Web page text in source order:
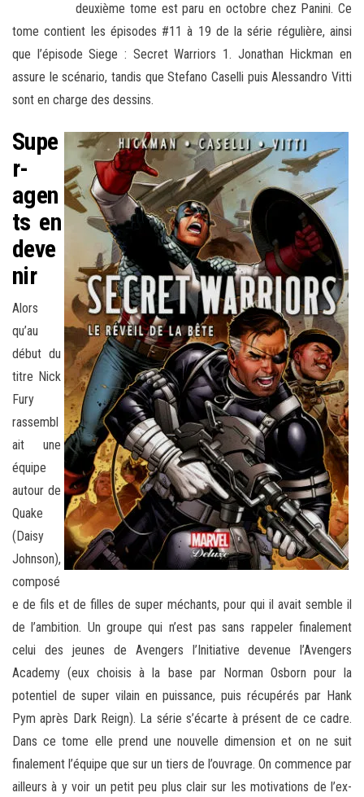
deuxième tome est paru en octobre chez Panini. Ce
tome contient les épisodes #11 à 19 de la série régulière, ainsi
que l’épisode Siege : Secret Warriors 1. Jonathan Hickman en
assure le scénario, tandis que Stefano Caselli puis Alessandro Vitti
sont en charge des dessins.
Supe
r-
agen
ts en
deve
nir
Alors
qu’au
début du
titre Nick
Fury
rassembl
ait une
équipe
autour de
Quake
(Daisy
Johnson),
composé
e de fils et de filles de super méchants, pour qui il avait semble il
de l’ambition. Un groupe qui n’est pas sans rappeler finalement
celui des jeunes de Avengers l’Initiative devenue l’Avengers
Academy (eux choisis à la base par Norman Osborn pour la
potentiel de super vilain en puissance, puis récupérés par Hank
Pym après Dark Reign). La série s’écarte à présent de ce cadre.
Dans ce tome elle prend une nouvelle dimension et on ne suit
finalement l’équipe que sur un tiers de l’ouvrage. On commence par
ailleurs à y voir un petit peu plus clair sur les motivations de l’ex-